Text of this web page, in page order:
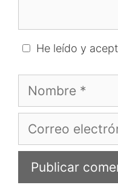
He leído y
electrónico